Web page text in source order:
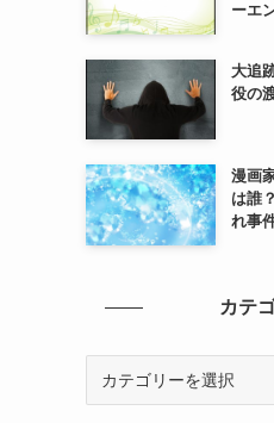
ーエ
大追
役の
漫画
は誰
れ事
カテ